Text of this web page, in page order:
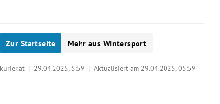
Zur Startseite Mehr aus Wintersport
kurier.at | 29.04.2025, 5:59 | Aktualisiert am 29.04.2025,05:59